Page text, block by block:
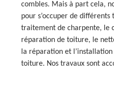
combles. Mais à part cela,
pour s’occuper de
traitement de charpente, le
réparation de toiture, le
la réparation et
toiture. Nos travaux sont